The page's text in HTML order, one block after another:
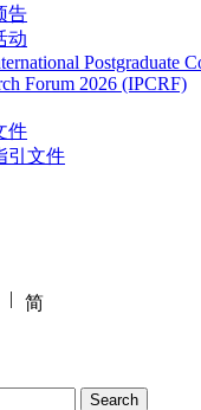
告
动
Postgraduate
Forum 2026 (IPCRF)
件
引文件
简
Search